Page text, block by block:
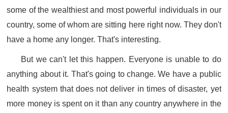
some of the wealthiest and most powerful individuals in our
country, some of whom are sitting here right now. They don't
have a home any longer. That's interesting.
But we can't let this happen. Everyone is unable to do
anything about it. That's going to change. We have a public
health system that does not deliver in times of disaster, yet
more money is spent on it than any country anywhere in the